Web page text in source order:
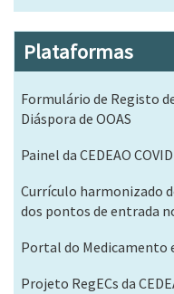
Plataformas
Formulário de Registo
Diáspora de OOAS
Painel da CEDEAO
Currículo harmonizado
dos pontos de entrada
Portal do Medicamento
Projeto RegECs da